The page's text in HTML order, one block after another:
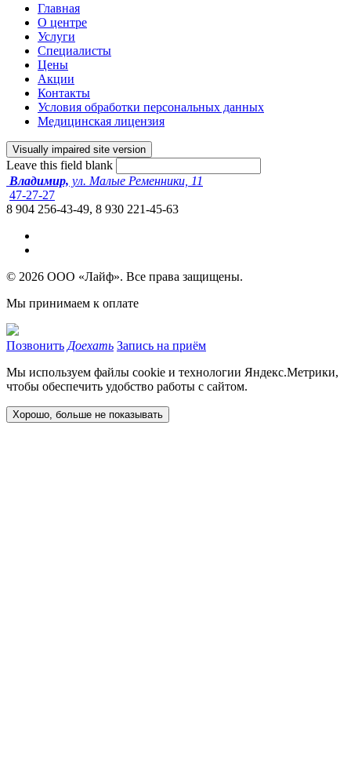
Главная
О центре
Услуги
Специалисты
Цены
Акции
Контакты
Условия обработки персональных данных
Медицинская лицензия
Leave this field blank
Владимир, ул. Малые Ременники, 11
47-27-27
8 904 256-43-49, 8 930 221-45-63
© 2026 ООО «Лайф». Все права защищены.
Мы принимаем к оплате
Позвонить Доехать Запись на приём
Мы используем файлы cookie и технологии Яндекс.Метрики,
чтобы обеспечить удобство работы с сайтом.
Хорошо, больше не показывать